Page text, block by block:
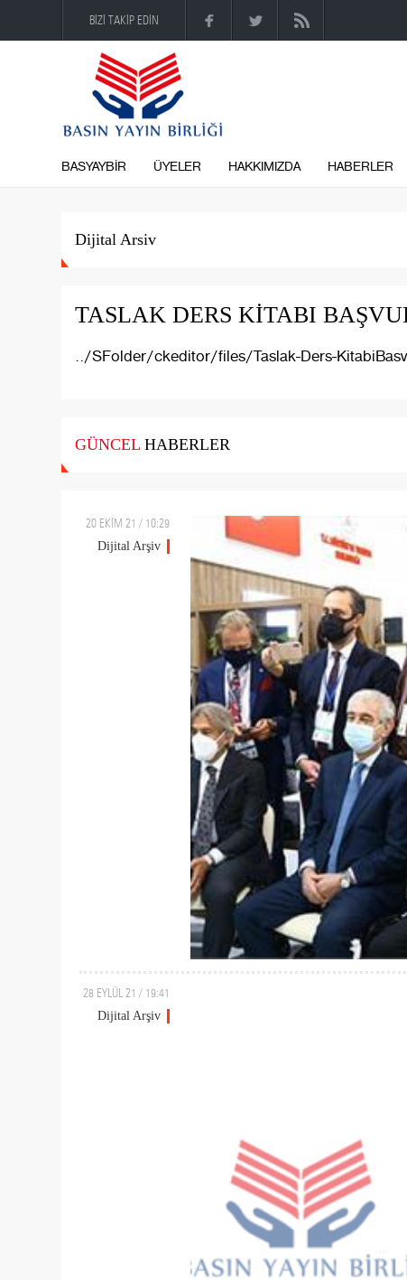
BİZİ TAKİP EDİN
BASYAYBİR ÜYELER HAKKIMIZDA HABERLER
Dijital Arsiv
TASLAK DERS KİTABI
../SFolder/ckeditor/files/Taslak-Ders-
GÜNCELHABERLER
20 EKİM 21 / 10:29
Dijital Arşiv
28 EYLÜL 21 / 19:41
Dijital Arşiv